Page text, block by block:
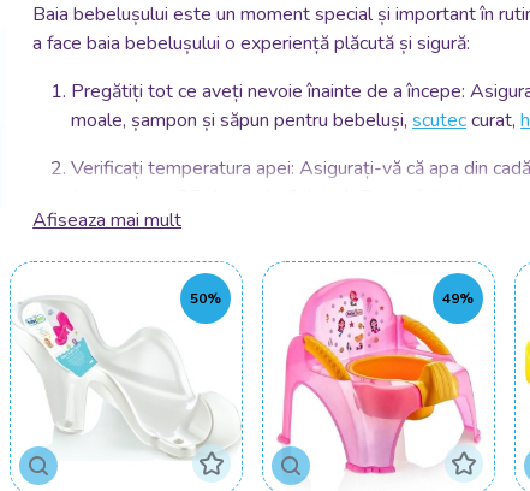
Baia bebelușului este un moment special și important în
a face baia bebelușului o experiență plăcută și sigură:
Pregătiți tot ce aveți nevoie înainte de a începe:
moale, șampon și săpun pentru bebeluși,scuteccurat,
Verificați temperatura apei: Asigurați-vă că apa din
încheietura mâinii pentru a vă asigura că nu este prea
Sprijiniți capul și gâtul bebelușului: În timpul baitei,
încât să fie susținut și confortabil.
Mențineți baia scurtă: Baia bebelușului ar trebui să
evita ca bebelușul să se răcească.
Îmbăiați-l treptat: Dacă bebelușul este neliniștit sau
Afiseaza mai mult
50% 49%